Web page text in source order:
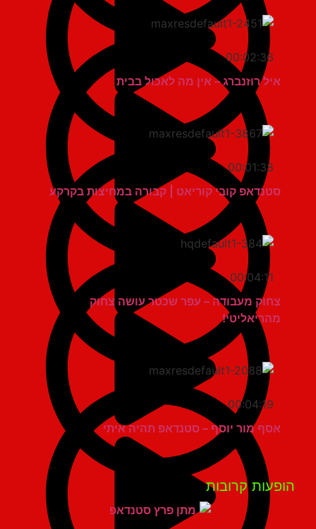
00:02:36
איל רוזנברג – אין מה לאכול בבית
00:01:38
סטנדאפ קובי קוריאט | קבורה במחיצות בקרקע
00:04:11
צחוק מעבודה – עפר שכטר עושה צחוק
מהריאליטי!
00:04:19
אסף מור יוסף – סטנדאפ תהיה איתי
קרובות